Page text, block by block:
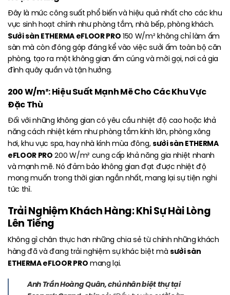
Đây là mức công suất phổ biến và hiệu quả nhất cho các khu
vực sinh hoạt chính như phòng tắm, nhà bếp, phòng khách.
Sưởi sàn ETHERMA eFLOOR PRO150 W/m² không chỉ làm ấm
sàn mà còn đóng góp đáng kể vào việc sưởi ấm toàn bộ căn
phòng, tạo ra một không gian ấm cúng và mời gọi, nơi cả gia
đình quây quần và tận hưởng.
200 W/m²: Hiệu Suất Mạnh Mẽ Cho Các Khu Vực
Đặc Thù
Đối với những không gian có yêu cầu nhiệt độ cao hoặc khả
năng cách nhiệt kém như phòng tắm kính lớn, phòng xông
hơi, khu vực spa, hay nhà kính mùa đông,sưởi sàn ETHERMA
eFLOOR PRO200 W/m² cung cấp khả năng gia nhiệt nhanh
và mạnh mẽ. Nó đảm bảo không gian đạt được nhiệt độ
mong muốn trong thời gian ngắn nhất, mang lại sự tiện nghi
tức thì.
Trải Nghiệm Khách Hàng: Khi Sự Hài Lòng
Lên Tiếng
Không gì chân thực hơn những chia sẻ từ chính những khách
hàng đã và đang trải nghiệm sự khác biệt mà sưởi sàn
ETHERMA eFLOOR PROmang lại.
Anh Trần Hoàng Quân, chủ nhân biệt thự tại